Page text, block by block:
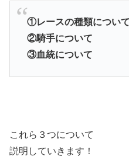
①レースの種類について
②騎手について
③血統について
これら３つについて
説明していきます！